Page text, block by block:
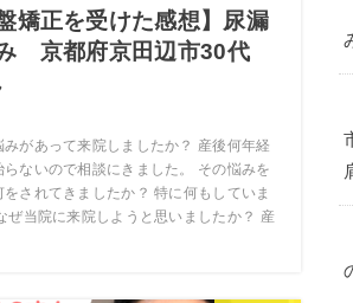
矯正を受けた感想】尿漏
京都府京田辺市30代
みがあって来院しましたか？ 産後何年経
らないので相談にきました。 その悩みを
されてきましたか？ 特に何もしていま
ぜ当院に来院しようと思いましたか？ 産